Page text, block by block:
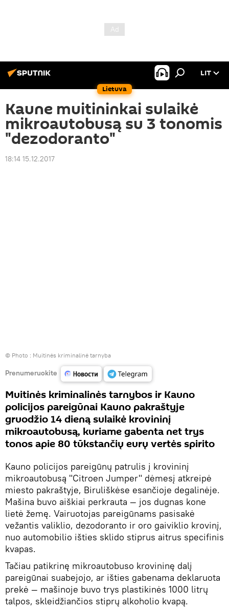
Lietuva
LIT
Kaune muitininkai sulaikė
mikroautobusą su 3 tonomis
"dezodoranto"
18:14 15.12.2017
© Photo : Muitinės kriminalinė tarnyba
Prenumeruokite
Muitinės kriminalinės tarnybos ir Kauno
policijos pareigūnai Kauno pakraštyje
gruodžio 14 dieną sulaikė krovininį
mikroautobusą, kuriame gabenta net trys
tonos apie 80 tūkstančių eurų vertės spirito
Kauno policijos pareigūnų patrulis į krovininį
mikroautobusą "Citroen Jumper" dėmesį atkreipė
miesto pakraštyje, Biruliškėse esančioje degalinėje.
Mašina buvo aiškiai perkrauta — jos dugnas kone
lietė žemę. Vairuotojas pareigūnams pasisakė
vežantis valiklio, dezodoranto ir oro gaiviklio krovinį,
nuo automobilio išties sklido stiprus aitrus specifinis
kvapas.
Tačiau patikrinę mikroautobuso krovininę dalį
pareigūnai suabejojo, ar išties gabenama deklaruota
prekė — mašinoje buvo trys plastikinės 1000 litrų
talpos, skleidžiančios stiprų alkoholio kvapą.